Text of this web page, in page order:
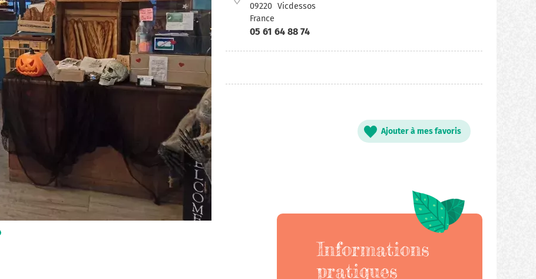
09220 Vicdessos
France
05 61 64 88 74
Ajouter à mes favoris
Informations
pratiques